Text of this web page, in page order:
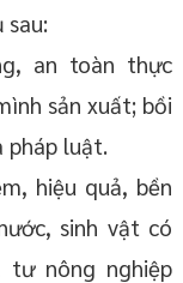
sau:
an toàn thực
sản xuất; bồi
pháp luật.
hiệu quả, bền
sinh vật có
nông nghiệp